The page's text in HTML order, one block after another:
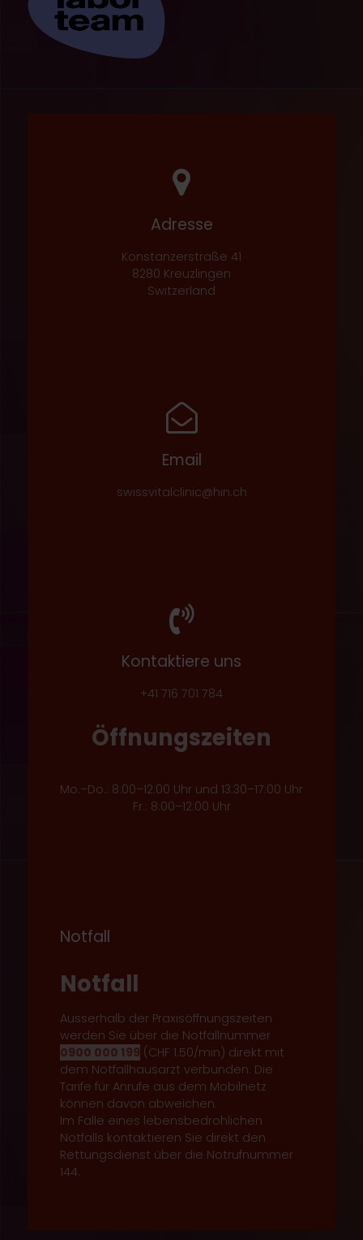
Adresse
Konstanzerstraße 41
8280 Kreuzlingen
Switzerland
Email
swissvitalclinic@hin.ch
Kontaktiere uns
+41 716 701 784
Öffnungszeiten
Mo.–Do.: 8:00–12:00 Uhr und 13:30–17:00 Uhr
Fr.: 8:00–12:00 Uhr
Notfall
Notfall
Ausserhalb der Praxisöffnungszeiten
werden Sie über die Notfallnummer
0900 000 199 (CHF 1.50/min) direkt mit
dem Notfallhausarzt verbunden. Die
Tarife für Anrufe aus dem Mobilnetz
können davon abweichen.
Im Falle eines lebensbedrohlichen
Notfalls kontaktieren Sie direkt den
Rettungsdienst über die Notrufnummer
144.